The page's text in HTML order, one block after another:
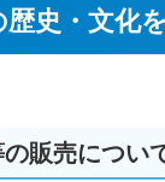
歴史・文化
販売につい